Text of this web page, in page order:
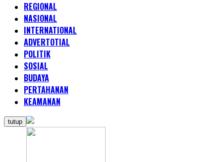
REGIONAL
NASIONAL
INTERNATIONAL
ADVERTOTIAL
POLITIK
SOSIAL
BUDAYA
PERTAHANAN
KEAMANAN
tutup